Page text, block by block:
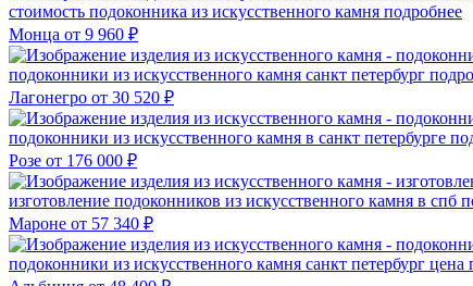
стоимость подоконника из искусственного камня подробнее
Монца от 9 960 ₽
подоконники из искусственного камня санкт петербург
Лагонегро от 30 520 ₽
подоконники из искусственного камня в санкт петербурге
Розе от 176 000 ₽
изготовление подоконников из искусственного камня в спб
Мароне от 57 340 ₽
подоконники из искусственного камня санкт петербург цена